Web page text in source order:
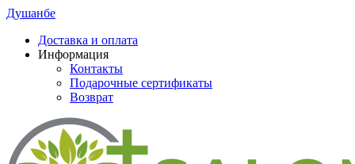
Душанбе
Доставка и оплата
Информация
Контакты
Подарочные сертификаты
Возврат